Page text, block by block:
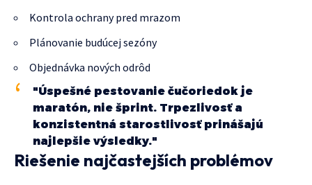
Kontrola ochrany pred mrazom
Plánovanie budúcej sezóny
Objednávka nových odrôd
"Úspešné pestovanie čučoriedok je
maratón, nie šprint. Trpezlivosť a
konzistentná starostlivosť prinášajú
najlepšie výsledky."
Riešenie najčastejších problémov